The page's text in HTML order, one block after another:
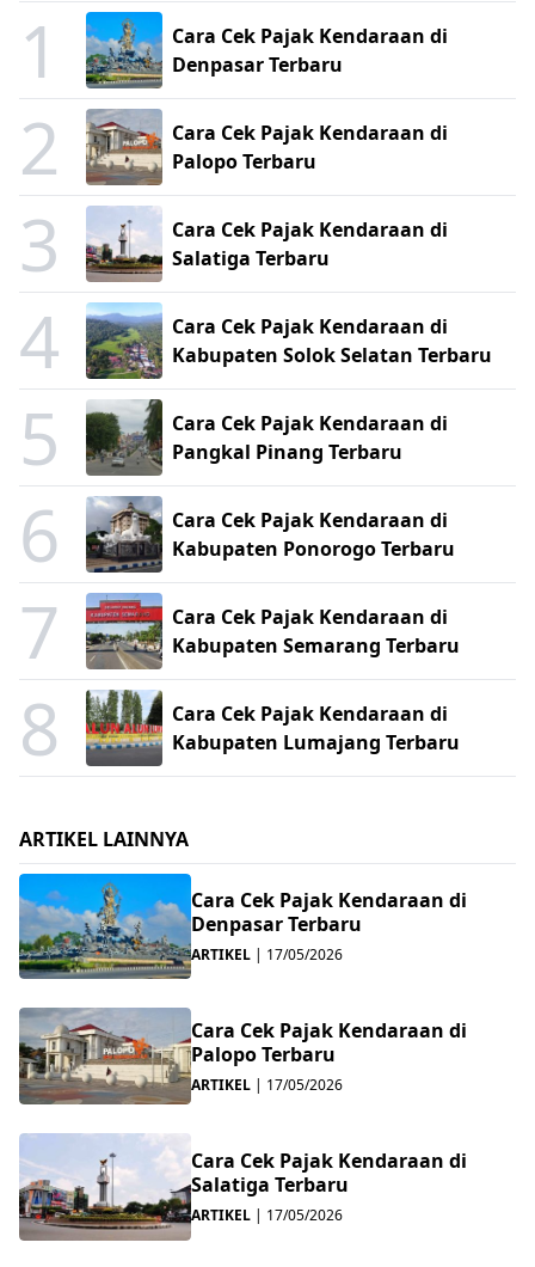
1
Cara Cek Pajak Kendaraan di
Denpasar Terbaru
2
Cara Cek Pajak Kendaraan di
Palopo Terbaru
3
Cara Cek Pajak Kendaraan di
Salatiga Terbaru
4
Cara Cek Pajak Kendaraan di
Kabupaten Solok Selatan Terbaru
5
Cara Cek Pajak Kendaraan di
Pangkal Pinang Terbaru
6
Cara Cek Pajak Kendaraan di
Kabupaten Ponorogo Terbaru
7
Cara Cek Pajak Kendaraan di
Kabupaten Semarang Terbaru
8
Cara Cek Pajak Kendaraan di
Kabupaten Lumajang Terbaru
ARTIKEL LAINNYA
Cara Cek Pajak Kendaraan di
Denpasar Terbaru
ARTIKEL | 17/05/2026
Cara Cek Pajak Kendaraan di
Palopo Terbaru
ARTIKEL | 17/05/2026
Cara Cek Pajak Kendaraan di
Salatiga Terbaru
ARTIKEL | 17/05/2026